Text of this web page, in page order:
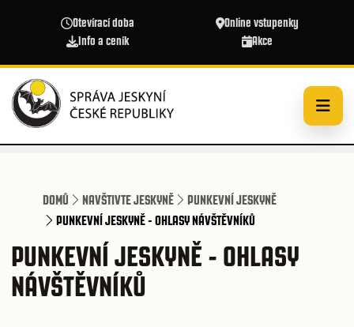
Otevírací doba
Online vstupenky
Info a ceník
Akce
DOMŮ NAVŠTIVTE JESKYNĚ
PUNKEVNÍ JESKYNĚ
PUNKEVNÍ JESKYNĚ - OHLASY NÁVŠTĚVNÍKŮ
PUNKEVNÍ JESKYNĚ - OHLASY
NÁVŠTĚVNÍKŮ